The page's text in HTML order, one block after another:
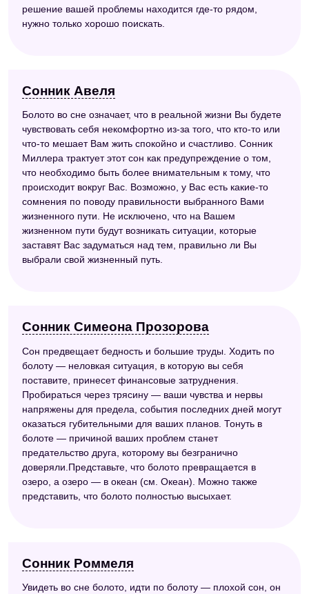
решение вашей проблемы находится где-то рядом,
нужно только хорошо поискать.
Сонник Авеля
Болото во сне означает, что в реальной жизни Вы будете
чувствовать себя некомфортно из-за того, что кто-то или
что-то мешает Вам жить спокойно и счастливо. Сонник
Миллера трактует этот сон как предупреждение о том,
что необходимо быть более внимательным к тому, что
происходит вокруг Вас. Возможно, у Вас есть какие-то
сомнения по поводу правильности выбранного Вами
жизненного пути. Не исключено, что на Вашем
жизненном пути будут возникать ситуации, которые
заставят Вас задуматься над тем, правильно ли Вы
выбрали свой жизненный путь.
Сонник Симеона Прозорова
Сон предвещает бедность и большие труды. Ходить по
болоту — неловкая ситуация, в которую вы себя
поставите, принесет финансовые затруднения.
Пробираться через трясину — ваши чувства и нервы
напряжены для предела, события последних дней могут
оказаться губительными для ваших планов. Тонуть в
болоте — причиной ваших проблем станет
предательство друга, которому вы безгранично
доверяли.Представьте, что болото превращается в
озеро, а озеро — в океан (см. Океан). Можно также
представить, что болото полностью высыхает.
Сонник Роммеля
Увидеть во сне болото, идти по болоту — плохой сон, он